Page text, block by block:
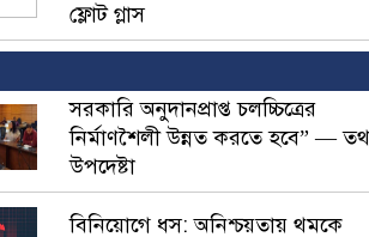
ফ্লোট গ্লাস
সরকারি অনুদানপ্রাপ্ত চলচ্চিত্রের
নির্মাণশৈলী উন্নত করতে হবে” —
উপদেষ্টা
বিনিয়োগে ধস: অনিশ্চয়তায় থমকে